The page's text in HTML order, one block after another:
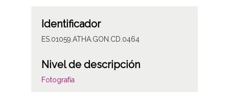
Identificador
ES.01059.ATHA.GON.CD.0464
Nivel de descripción
Fotografía